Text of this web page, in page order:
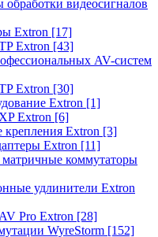
обработки видеосигналов
Extron [17]
Extron [43]
AV-систем
Extron [30]
Extron [1]
Extron [6]
Extron [3]
Extron [11]
коммутаторы
удлинители Extron
Pro Extron [28]
WyreStorm [152]